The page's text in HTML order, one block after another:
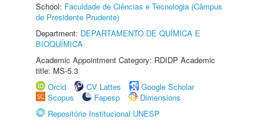
School: Faculdade de Ciências e Tecnologia (Câmpus
de Presidente Prudente)
Department: DEPARTAMENTO DE QUÍMICA E
BIOQUÍMICA
Academic Appointment Category: RDIDP Academic
title: MS-5.3
Orcid
CV Lattes
Google Scholar
Scopus
Fapesp
Dimensions
Repositório Institucional UNESP